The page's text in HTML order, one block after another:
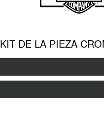
KIT DE LA PIEZA